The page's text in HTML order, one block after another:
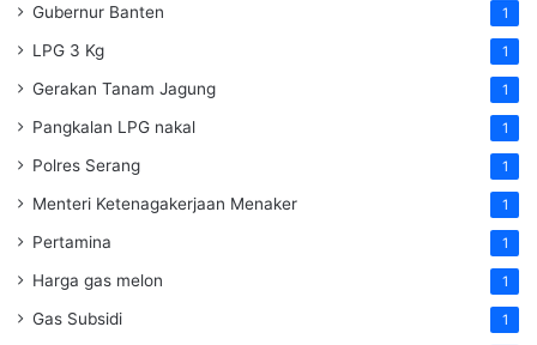
Gubernur Banten 1
LPG 3 Kg 1
Gerakan Tanam Jagung 1
Pangkalan LPG nakal 1
Polres Serang 1
Menteri Ketenagakerjaan Menaker 1
Pertamina 1
Harga gas melon 1
Gas Subsidi 1